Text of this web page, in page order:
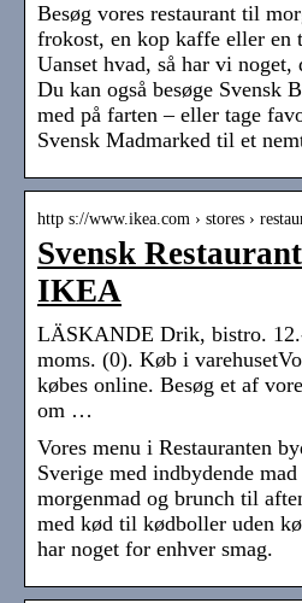
Besøg vores restaurant til
frokost, en kop kaffe eller en
Uanset hvad, så har vi noget,
Du kan også besøge Svensk
med på farten – eller tage
Svensk Madmarked til et
http s://www.ikea.com › stores ›
Svensk
IKEA
LÄSKANDE Drik, bistro.
moms. (0). Køb i
købes online. Besøg et af
om …
Vores menu i Restauranten
Sverige med indbydende
morgenmad og brunch til
med kød til kødboller uden
har noget for enhver smag.